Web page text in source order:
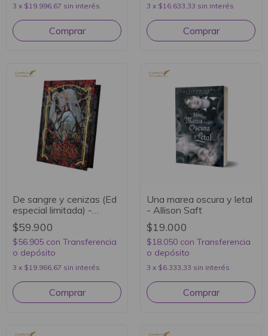
3 x $19.996,67 sin interés 3 x $16.633,33 sin interés
De sangre y cenizas (Ed
especial limitada) -
Jennifer L Armentrout
$59.900
$56.905 con Transferencia
o depósito
3 x $19.966,67 sin interés
Una marea oscura y letal
- Allison Saft
$19.000
$18.050 con Transferencia
o depósito
3 x $6.333,33 sin interés